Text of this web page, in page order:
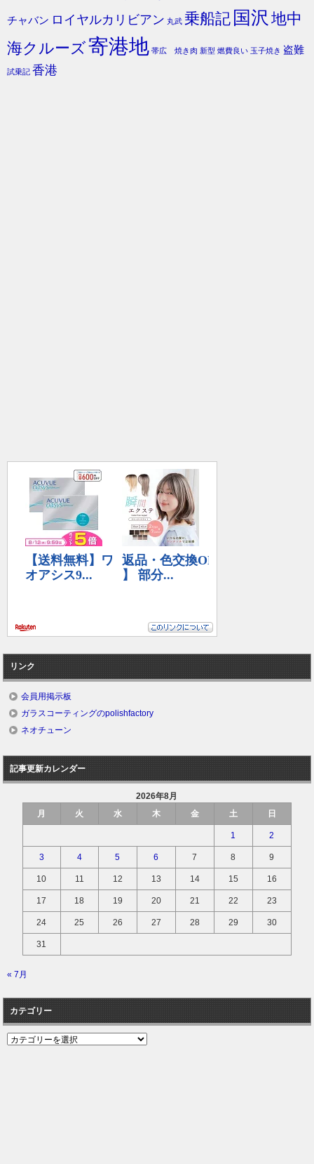
チャバン ロイヤルカリビアン 丸武 乗船記 国沢 地中
海クルーズ寄港地 帯広 焼き肉 新型 燃費良い 玉子焼き 盗難
試乗記 香港
リンク
会員用掲示板
ガラスコーティングのpolishfactory
ネオチューン
記事更新カレンダー
2026年8月
月
火 水 木 金 土 日
1 2
3 4 5 6 7 8 9
10 11 12 13 14 15 16
17 18 19 20 21 22 23
24 25 26 27 28 29 30
31
« 7月
カテゴリー
カ